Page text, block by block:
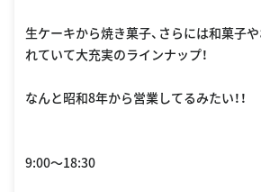
生ケーキから焼き菓子、さらには和菓子
れていて大充実のラインナップ！
なんと昭和8年から営業してるみたい！！
9:00〜18:30